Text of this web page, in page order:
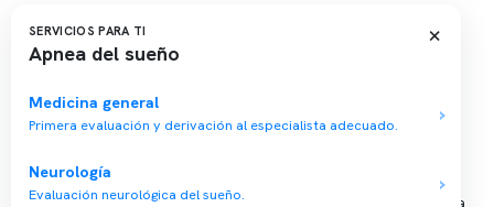
Sucursales
📍 Vitacura: Av. Kennedy 5488, Patio Inglés, piso -1, local 003
📍 Providencia: Av. Andrés Bello 2337, local 2
Reserva tu hora
Agenda tu consulta médica o examen del sueño de forma rápida
SERVICIOS PARA TI
Apnea del sueño
×
Medicina general
Primera evaluación y derivación al especialista adecuado.
Neurología
Evaluación neurológica del sueño.